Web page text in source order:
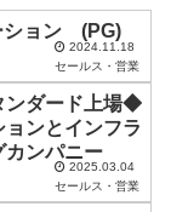
ション (PG)
2024.11.18
セールス・営業
ンダード上場◆
ンとインフラ
カンパニー
2025.03.04
セールス・営業